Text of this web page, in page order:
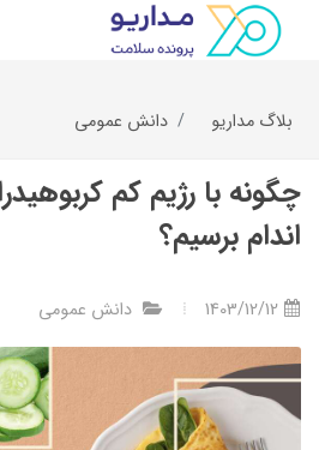
بلاگ مداریو دانش عمومی
چگونه با رژیم کم
اندام برسیم؟
1403/12/12 دانش عمومی